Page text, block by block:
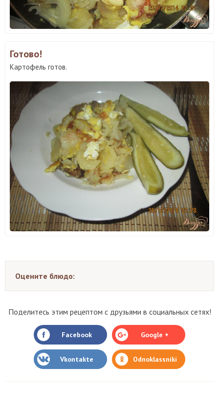
Готово!
Картофель готов.
Оцените блюдо:
Поделитесь этим рецептом с друзьями в социальных сетях!
Facebook Google +
Vkontakte Odnoklassniki